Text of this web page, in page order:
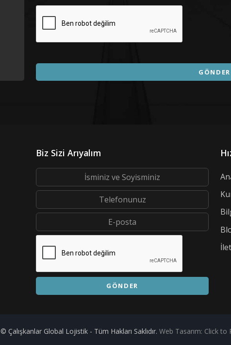
GÖNDER
Biz Sizi Arıyalım
GÖNDER
© Çalışkanlar Global Lojistik - Tüm Hakları Saklıdır. Web Tasarım: Click to